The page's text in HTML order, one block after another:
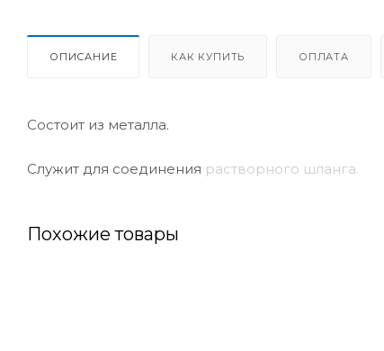
ОПИСАНИЕ КАК КУПИТЬ ОПЛАТА
Состоит из металла.
Служит для соединения растворного шланга.
Похожие товары